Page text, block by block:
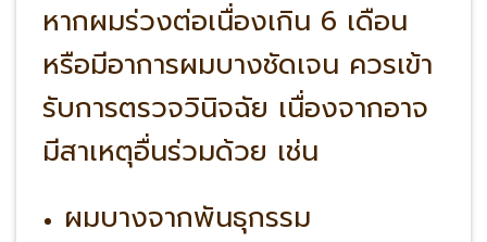
หากผมร่วงต่อเนื่องเกิน 6 เดือน
หรือมีอาการผมบางชัดเจน ควรเข้า
รับการตรวจวินิจฉัย เนื่องจากอาจ
มีสาเหตุอื่นร่วมด้วย เช่น
ผมบางจากพันธุกรรม